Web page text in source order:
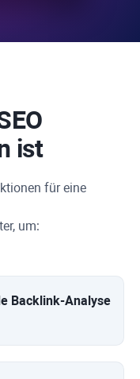
ist
für eine
um:
Backlink-Analyse